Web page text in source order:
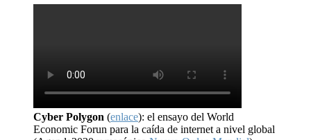
Cyber Polygon (enlace): el ensayo del World
Economic Forun para la caída de internet a nivel global